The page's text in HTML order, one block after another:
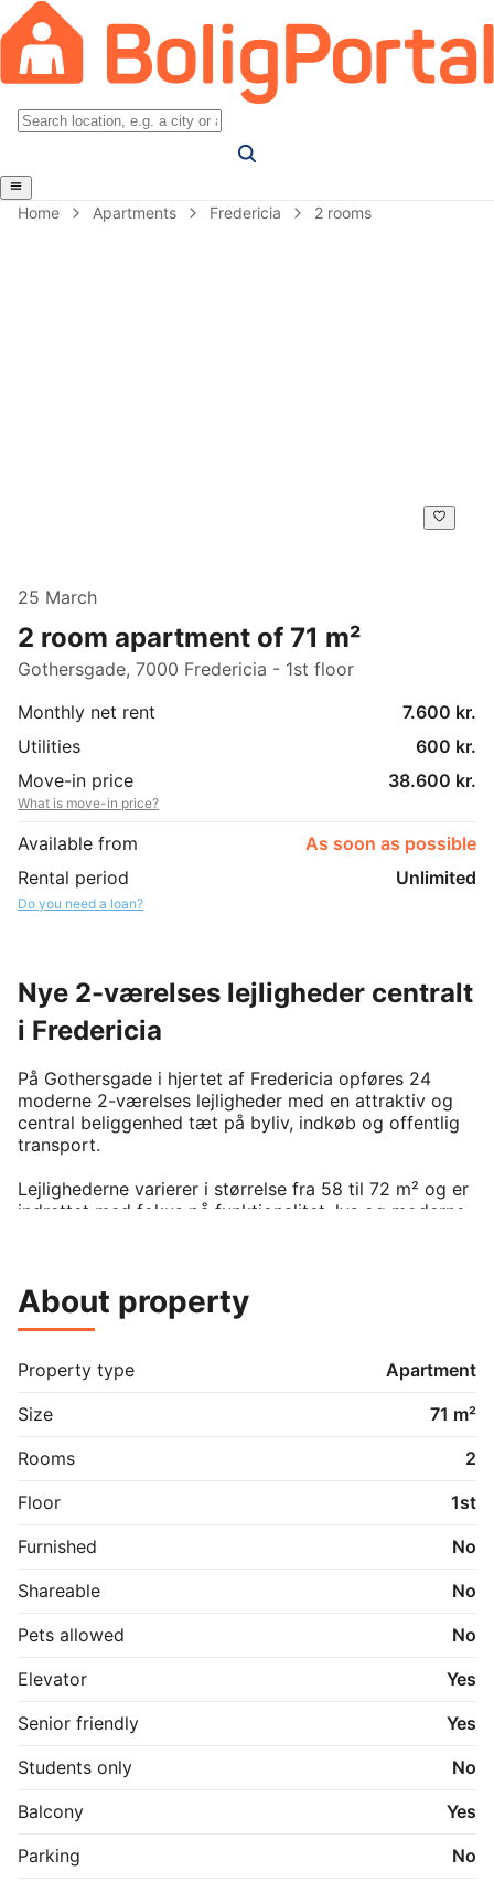
Home Apartments Fredericia 2 rooms
25 March
2 room apartment of 71 m²
Gothersgade, 7000 Fredericia - 1st floor
Monthly net rent
7.600 kr.
Utilities
600 kr.
Move-in price
38.600 kr.
What is move-in price?
Available from
As soon as possible
Rental period
Unlimited
Do you need a loan?
Nye 2-værelses lejligheder centralt
i Fredericia
På Gothersgade i hjertet af Fredericia opføres 24
moderne 2-værelses lejligheder med en attraktiv og
central beliggenhed tæt på byliv, indkøb og offentlig
transport.
Lejlighederne varierer i størrelse fra 58 til 72 m² og er
indrettet med fokus på funktionalitet, lys og moderne
Derudover indeholder lejlighederne:
- Rummeligt soveværelse
- Lækkert badeværelse med mulighed for vaskesøjle
(medfølger ikke)
- Depotrum til opbevaring
ønsker en moderne bolig med central beliggenhed i
Plantegninger er med forbehold og uden ansvar.
den pågældende lejlighed.
Man må ikke være registreret i RKI (Ribers Kredit
Information), såfremt man ønsker at leje en lejlighed.
About property
Property type
Apartment
Size
71 m²
Rooms
2
Floor
1st
Furnished
No
Shareable
No
Pets allowed
No
Elevator
Yes
Senior friendly
Yes
Students only
No
Balcony
Yes
Parking
No